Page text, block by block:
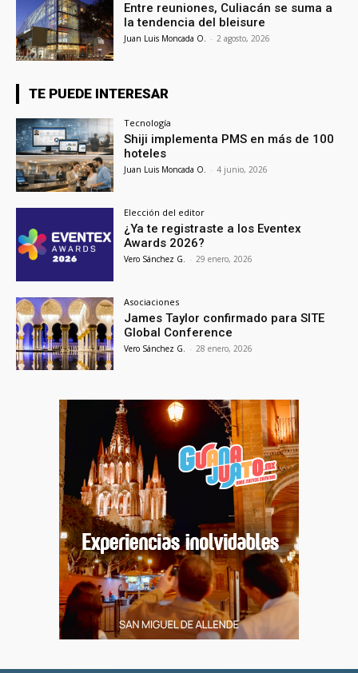
Entre reuniones, Culiacán se suma a
la tendencia del bleisure
Juan Luis Moncada O. - 2 agosto, 2026
TE PUEDE INTERESAR
Tecnología
Shiji implementa PMS en más de 100
hoteles
Juan Luis Moncada O. - 4 junio, 2026
Elección del editor
¿Ya te registraste a los Eventex
Awards 2026?
Vero Sánchez G. - 29 enero, 2026
Asociaciones
James Taylor confirmado para SITE
Global Conference
Vero Sánchez G. - 28 enero, 2026